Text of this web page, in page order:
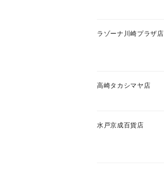
ラゾーナ川崎プラザ店
高崎タカシマヤ店
水戸京成百貨店